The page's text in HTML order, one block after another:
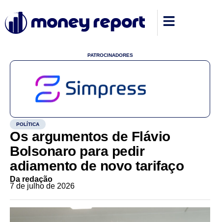
PATROCINADORES
POLÍTICA
Os argumentos de Flávio
Bolsonaro para pedir
adiamento de novo tarifaço
Da redação
7 de julho de 2026